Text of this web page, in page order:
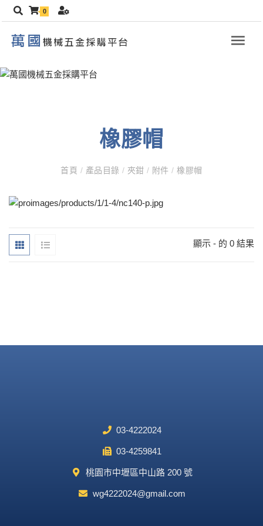
0
橡膠帽
首頁 / 產品目錄 / 夾鉗/ 附件/ 橡膠帽
顯示 - 的 0 結果
03-4222024
03-4259841
桃園市中壢區中山路 200 號
wg4222024@gmail.com